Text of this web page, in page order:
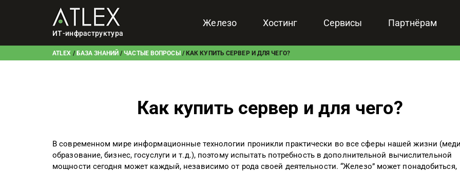
ИТ-инфраструктура
Железо Хостинг Сервисы Партнёрам
ATLEX / БАЗА ЗНАНИЙ /ЧАСТЫЕ ВОПРОСЫ / КАК КУПИТЬ СЕРВЕР И ДЛЯ ЧЕГО?
Как купить сервер и для чего?
В современном мире информационные технологии проникли практически во все сферы нашей жизни
образование, бизнес, госуслуги и т.д.), поэтому испытать потребность в дополнительной вычислительной
мощности сегодня может каждый, независимо от рода своей деятельности. “Железо” может понадобиться,